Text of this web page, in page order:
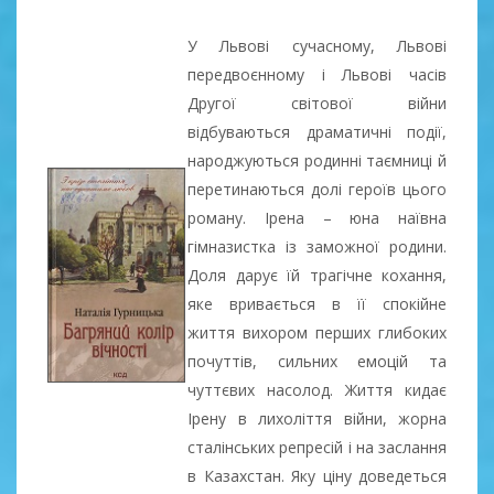
У Львові сучасному, Львові
передвоєнному і Львові часів
Другої світової війни
відбуваються драматичні події,
народжуються родинні таємниці й
перетинаються долі героїв цього
роману. Ірена – юна наївна
гімназистка із заможної родини.
Доля дарує їй трагічне кохання,
яке вривається в її спокійне
життя вихором перших глибоких
почуттів, сильних емоцій та
чуттєвих насолод. Життя кидає
Ірену в лихоліття війни, жорна
сталінських репресій і на заслання
в Казахстан. Яку ціну доведеться